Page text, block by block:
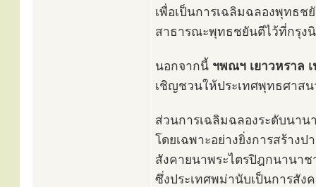
เพื่อเป็นการเฉลิมฉลองพุทธ
สาธารณะพุทธชยันตีไว้ที่กรุง
นอกจากนี้ ฯพณฯ เยาวหราล
เชิญชวนให้ประเทศพุทธศาส
ส่วนการเฉลิมฉลองระดับนา
โดยเฉพาะอย่างยิ่งการสร้าง
สังคายนาพระไตรปิฎกนานาช
ซึ่งประเทศพม่านับเป็นการสั